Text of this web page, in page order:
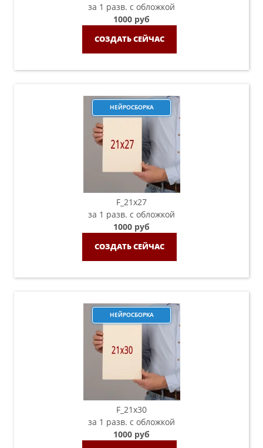
за 1 разв. с обложкой
1000 руб
СОЗДАТЬ СЕЙЧАС
НЕЙРОСБОРКА
F_21х27
за 1 разв. с обложкой
1000 руб
СОЗДАТЬ СЕЙЧАС
НЕЙРОСБОРКА
F_21х30
за 1 разв. с обложкой
1000 руб